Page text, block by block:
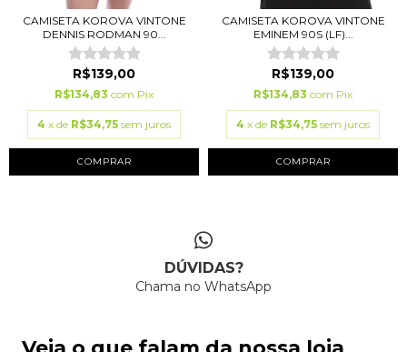
CAMISETA KOROVA VINTONE
DENNIS RODMAN 90...
R$139,00
R$134,83 com Pix
4 x de R$34,75 sem juros
COMPRAR
CAMISETA KOROVA VINTONE
EMINEM 90S (LF)...
R$139,00
R$134,83 com Pix
4 x de R$34,75 sem juros
COMPRAR
DÚVIDAS?
Chama no WhatsApp